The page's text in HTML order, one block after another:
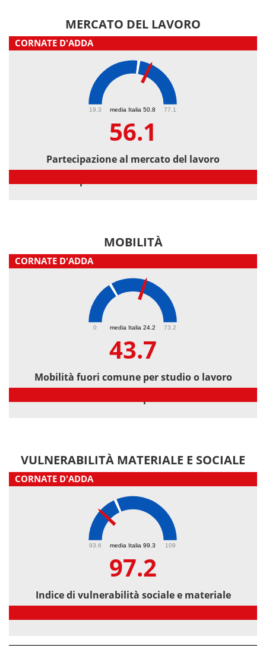
MERCATO DEL LAVORO
CORNATE D'ADDA
media Italia 50.8
19.3 77.1
56.1
Partecipazione al mercato del lavoro
MOBILITÀ
CORNATE D'ADDA
media Italia 24.2
0 73.2
43.7
Mobilità fuori comune per studio o lavoro
VULNERABILITÀ MATERIALE E SOCIALE
CORNATE D'ADDA
media Italia 99.3
93.6 109
97.2
Indice di vulnerabilità sociale e materiale